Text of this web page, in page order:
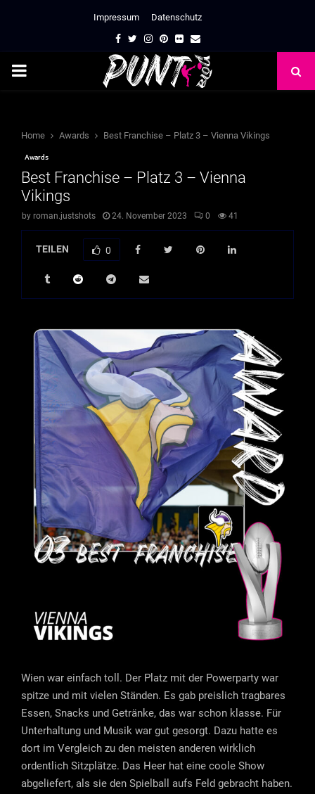
Impressum Datenschutz
Facebook
TwitterInstagram
Pinterest
FlickrEmail
PRIMARY
Home Awards Best Franchise – Platz 3 – Vienna Vikings
Awards
Best Franchise – Platz 3 – Vienna
Vikings
by roman.justshots 24. November 2023 0 41
TEILEN 0
Wien war einfach toll. Der Platz mit der Powerparty war
spitze und mit vielen Ständen. Es gab preislich tragbares
Essen, Snacks und Getränke, das war schon klasse. Für
Unterhaltung und Musik war gut gesorgt. Dazu hatte es
dort im Vergleich zu den meisten anderen wirklich
ordentlich Sitzplätze. Das Heer hat eine coole Show
abgeliefert, als sie den Spielball aufs Feld gebracht haben.